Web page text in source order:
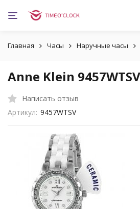
Главная Часы Наручные часы
Anne Klein 9457WTSV
Написать отзыв
Артикул: 9457WTSV